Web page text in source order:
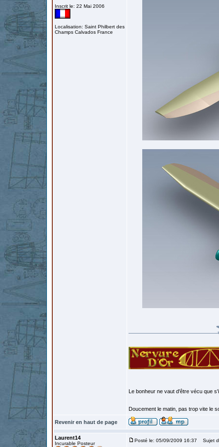
Inscrit le: 22 Mai 2006
Localisation: Saint Philbert des
Champs Calvados France
Le bonheur ne vaut d'être vécu que
Doucement le matin, pas trop vite le
Revenir en haut de page
Laurent14
Incurable Posteur
Posté le: 05/09/2009 16:37 Sujet